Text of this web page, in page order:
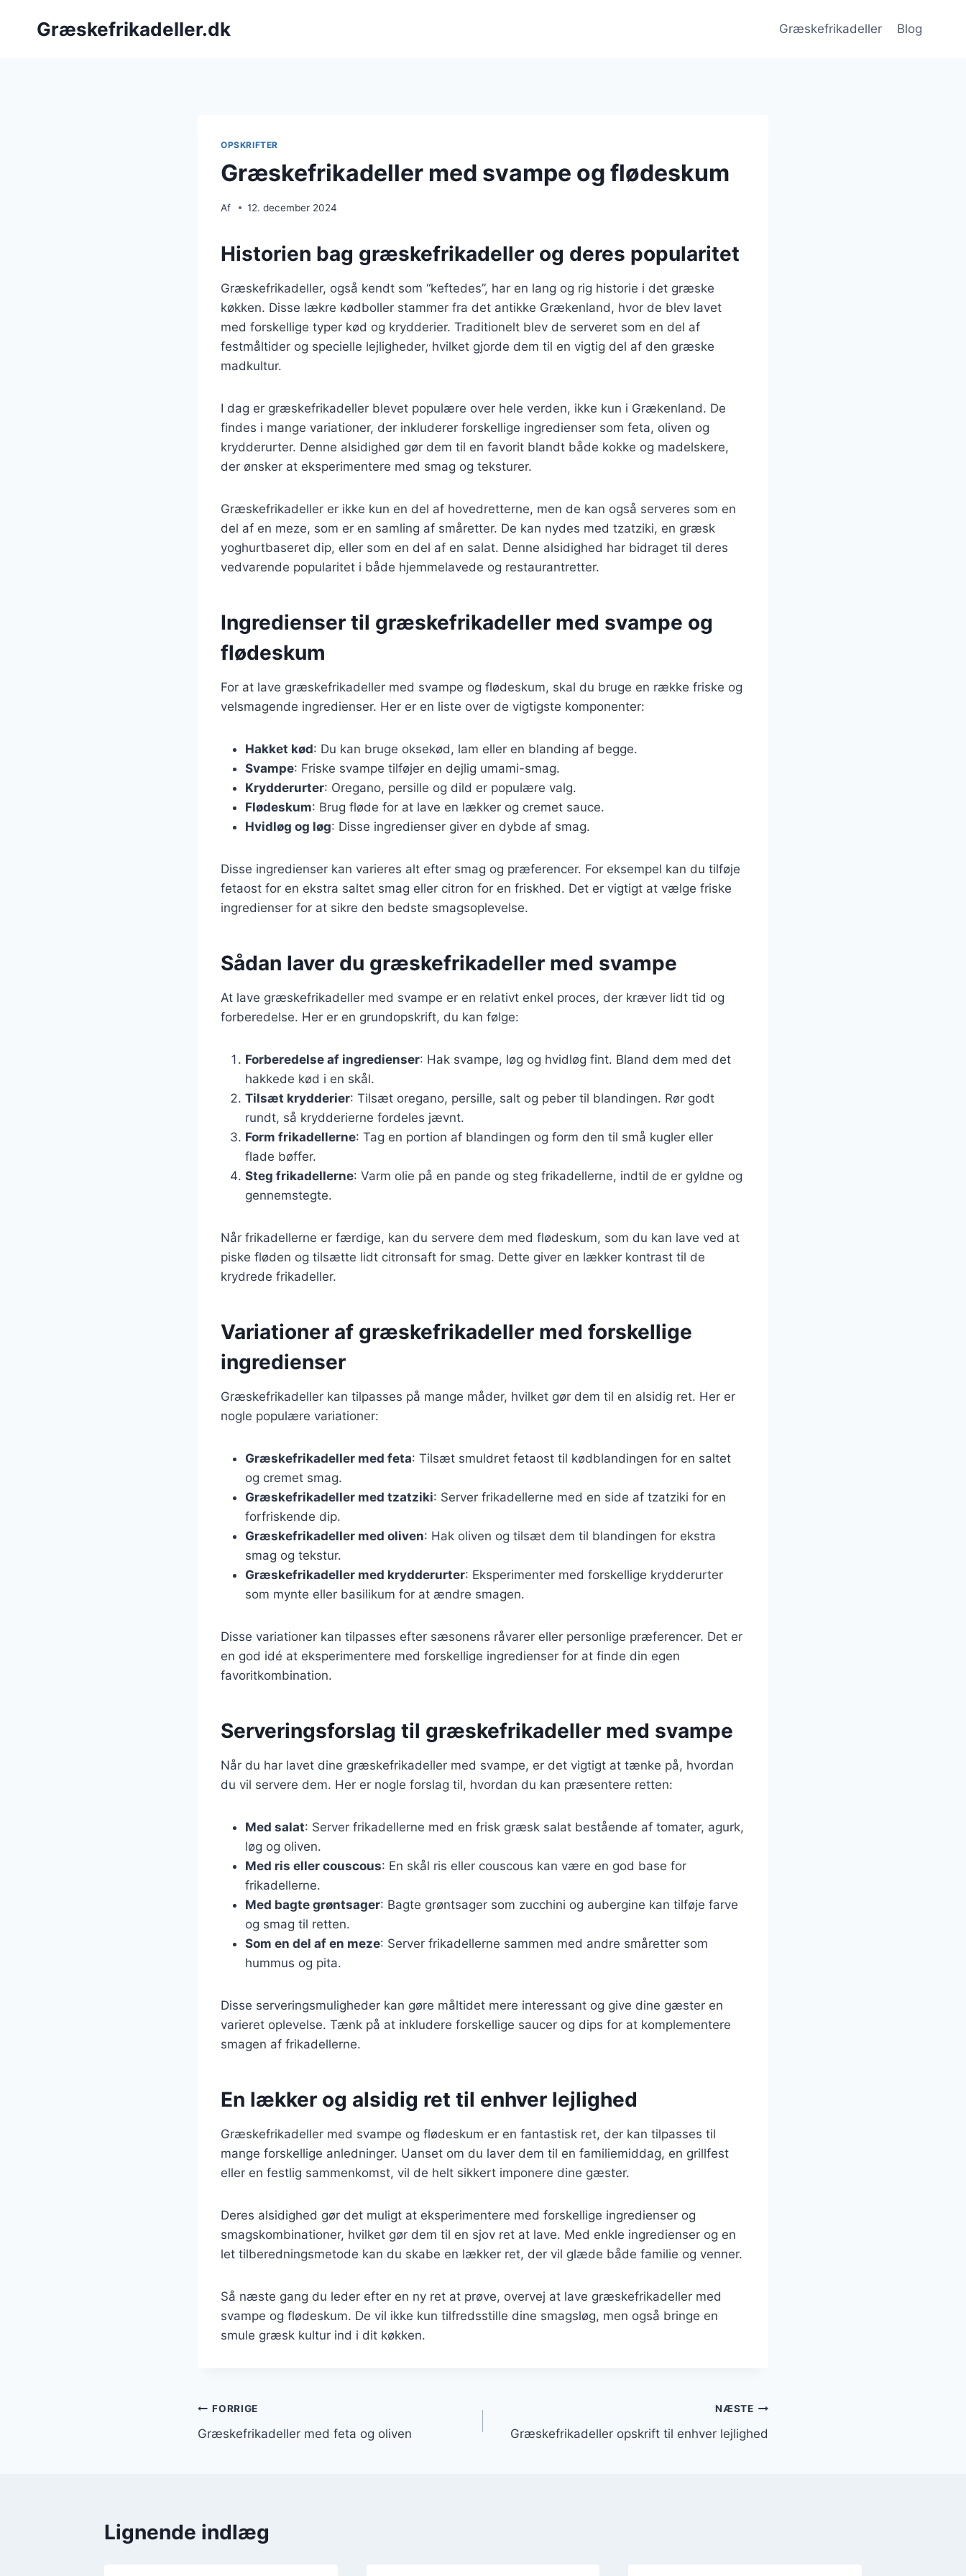
Græskefrikadeller.dk Græskefrikadeller Blog
OPSKRIFTER
Græskefrikadeller med svampe og flødeskum
Af 12. december 2024
Historien bag græskefrikadeller og deres popularitet
Græskefrikadeller, også kendt som “keftedes”, har en lang og rig historie i det græske
køkken. Disse lækre kødboller stammer fra det antikke Grækenland, hvor de blev lavet
med forskellige typer kød og krydderier. Traditionelt blev de serveret som en del af
festmåltider og specielle lejligheder, hvilket gjorde dem til en vigtig del af den græske
madkultur.
I dag er græskefrikadeller blevet populære over hele verden, ikke kun i Grækenland. De
findes i mange variationer, der inkluderer forskellige ingredienser som feta, oliven og
krydderurter. Denne alsidighed gør dem til en favorit blandt både kokke og madelskere,
der ønsker at eksperimentere med smag og teksturer.
Græskefrikadeller er ikke kun en del af hovedretterne, men de kan også serveres som en
del af en meze, som er en samling af småretter. De kan nydes med tzatziki, en græsk
yoghurtbaseret dip, eller som en del af en salat. Denne alsidighed har bidraget til deres
vedvarende popularitet i både hjemmelavede og restaurantretter.
Ingredienser til græskefrikadeller med svampe og
flødeskum
For at lave græskefrikadeller med svampe og flødeskum, skal du bruge en række friske og
velsmagende ingredienser. Her er en liste over de vigtigste komponenter:
Hakket kød: Du kan bruge oksekød, lam eller en blanding af begge.
Svampe: Friske svampe tilføjer en dejlig umami-smag.
Krydderurter: Oregano, persille og dild er populære valg.
Flødeskum: Brug fløde for at lave en lækker og cremet sauce.
Hvidløg og løg: Disse ingredienser giver en dybde af smag.
Disse ingredienser kan varieres alt efter smag og præferencer. For eksempel kan du tilføje
fetaost for en ekstra saltet smag eller citron for en friskhed. Det er vigtigt at vælge friske
ingredienser for at sikre den bedste smagsoplevelse.
Sådan laver du græskefrikadeller med svampe
At lave græskefrikadeller med svampe er en relativt enkel proces, der kræver lidt tid og
forberedelse. Her er en grundopskrift, du kan følge:
Forberedelse af ingredienser: Hak svampe, løg og hvidløg fint. Bland dem med det
hakkede kød i en skål.
Tilsæt krydderier: Tilsæt oregano, persille, salt og peber til blandingen. Rør godt
rundt, så krydderierne fordeles jævnt.
Form frikadellerne: Tag en portion af blandingen og form den til små kugler eller
flade bøffer.
Steg frikadellerne: Varm olie på en pande og steg frikadellerne, indtil de er gyldne og
gennemstegte.
Når frikadellerne er færdige, kan du servere dem med flødeskum, som du kan lave ved at
piske fløden og tilsætte lidt citronsaft for smag. Dette giver en lækker kontrast til de
krydrede frikadeller.
Variationer af græskefrikadeller med forskellige
ingredienser
Græskefrikadeller kan tilpasses på mange måder, hvilket gør dem til en alsidig ret. Her er
nogle populære variationer:
Græskefrikadeller med feta: Tilsæt smuldret fetaost til kødblandingen for en saltet
og cremet smag.
Græskefrikadeller med tzatziki: Server frikadellerne med en side af tzatziki for en
forfriskende dip.
Græskefrikadeller med oliven: Hak oliven og tilsæt dem til blandingen for ekstra
smag og tekstur.
Græskefrikadeller med krydderurter: Eksperimenter med forskellige krydderurter
som mynte eller basilikum for at ændre smagen.
Disse variationer kan tilpasses efter sæsonens råvarer eller personlige præferencer. Det er
en god idé at eksperimentere med forskellige ingredienser for at finde din egen
favoritkombination.
Serveringsforslag til græskefrikadeller med svampe
Når du har lavet dine græskefrikadeller med svampe, er det vigtigt at tænke på, hvordan
du vil servere dem. Her er nogle forslag til, hvordan du kan præsentere retten:
Med salat: Server frikadellerne med en frisk græsk salat bestående af tomater, agurk,
løg og oliven.
Med ris eller couscous: En skål ris eller couscous kan være en god base for
frikadellerne.
Med bagte grøntsager: Bagte grøntsager som zucchini og aubergine kan tilføje farve
og smag til retten.
Som en del af en meze: Server frikadellerne sammen med andre småretter som
hummus og pita.
Disse serveringsmuligheder kan gøre måltidet mere interessant og give dine gæster en
varieret oplevelse. Tænk på at inkludere forskellige saucer og dips for at komplementere
smagen af frikadellerne.
En lækker og alsidig ret til enhver lejlighed
Græskefrikadeller med svampe og flødeskum er en fantastisk ret, der kan tilpasses til
mange forskellige anledninger. Uanset om du laver dem til en familiemiddag, en grillfest
eller en festlig sammenkomst, vil de helt sikkert imponere dine gæster.
Deres alsidighed gør det muligt at eksperimentere med forskellige ingredienser og
smagskombinationer, hvilket gør dem til en sjov ret at lave. Med enkle ingredienser og en
let tilberedningsmetode kan du skabe en lækker ret, der vil glæde både familie og venner.
Så næste gang du leder efter en ny ret at prøve, overvej at lave græskefrikadeller med
svampe og flødeskum. De vil ikke kun tilfredsstille dine smagsløg, men også bringe en
smule græsk kultur ind i dit køkken.
Indlægsnavigation
FORRIGE
Græskefrikadeller med feta og oliven
NÆSTE
Græskefrikadeller opskrift til enhver lejlighed
Lignende indlæg